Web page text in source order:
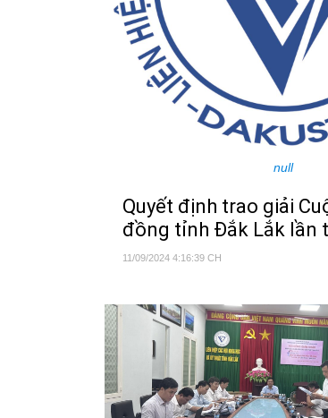
null
Quyết định trao giải
đồng tỉnh Đắk Lắk lần
11/09/2024 4:16:39 CH